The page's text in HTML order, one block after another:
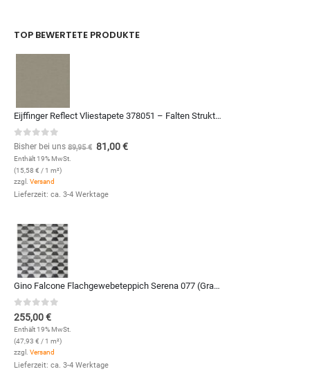
TOP BEWERTETE PRODUKTE
Eijffinger Reflect Vliestapete 378051 – Falten Struktur (Vanille)
0out of 5
Bisher bei uns 89,95€ 81,00€
Enthält 19% MwSt.
(15,58 € / 1 m²)
zzgl. Versand
Lieferzeit: ca. 3-4 Werktage
Gino Falcone Flachgewebeteppich Serena 077 (Grau; 190 x 280 cm)
0out of 5
255,00€
Enthält 19% MwSt.
(47,93 € / 1 m²)
zzgl. Versand
Lieferzeit: ca. 3-4 Werktage